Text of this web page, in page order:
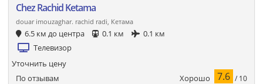
Chez Rachid Ketama
douar imouzaghar. rachid radi, Кетама
6.5 км до центра 0.1 км
0.1 км
Телевизор
По отзывам Хорошо 7.6 / 10
Уточнить цену